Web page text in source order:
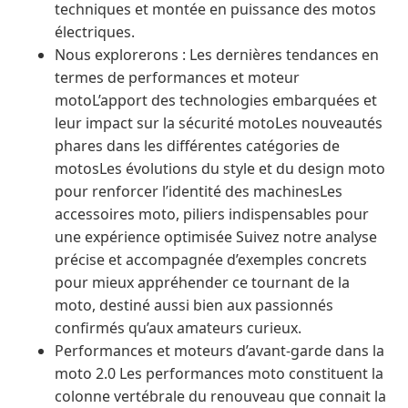
techniques et montée en puissance des motos
électriques.
Nous explorerons : Les dernières tendances en
termes de performances et moteur
motoL’apport des technologies embarquées et
leur impact sur la sécurité motoLes nouveautés
phares dans les différentes catégories de
motosLes évolutions du style et du design moto
pour renforcer l’identité des machinesLes
accessoires moto, piliers indispensables pour
une expérience optimisée Suivez notre analyse
précise et accompagnée d’exemples concrets
pour mieux appréhender ce tournant de la
moto, destiné aussi bien aux passionnés
confirmés qu’aux amateurs curieux.
Performances et moteurs d’avant-garde dans la
moto 2.0 Les performances moto constituent la
colonne vertébrale du renouveau que connait la